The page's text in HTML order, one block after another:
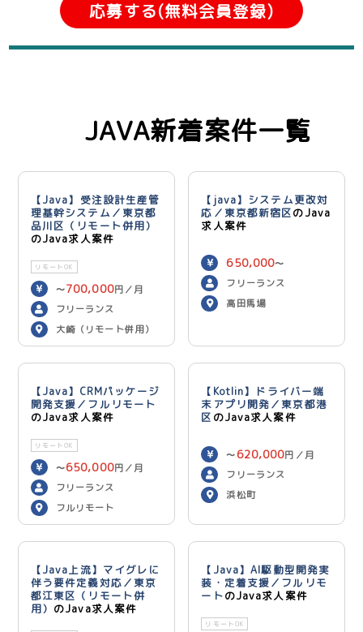
応募する(無料会員登録)
JAVA新着案件一覧
【Java】受注設計生産管
理基幹システム／東京都
品川区（リモート併用）
のJava求人案件
リモートOK
〜700,000円／月
フリーランス
大崎（リモート併用）
【java】システム更改対
応／東京都新宿区のJava
求人案件
650,000〜
750,000 円／月
フリーランス
高田馬場
【Java】CRMパッケージ
開発支援／フルリモート
のJava求人案件
リモートOK
〜650,000円／月
フリーランス
フルリモート
【Kotlin】ドライバー端
末アプリ開発／東京都港
区 のJava求人案件
〜 620,000円／月
フリーランス
浜松町
【Java上流】マイグレに
伴う要件定義対応／東京
都江東区（リモート併
用） のJava求人案件
【Java】AI駆動型開発実
装・定着支援／フルリモ
ートのJava求人案件
リモートOK